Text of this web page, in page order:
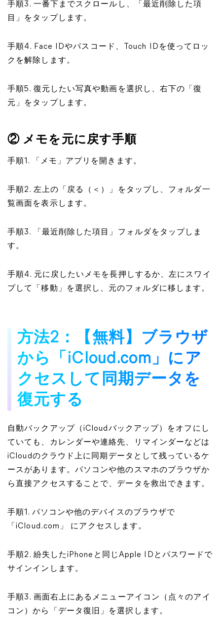
手順3. 一番下までスクロールし、「最近削除した項
目」をタップします。
手順4. Face IDやパスコード、Touch IDを使ってロッ
クを解除します。
手順5. 復元したい写真や動画を選択し、右下の「復
元」をタップします。
② メモを元に戻す手順
手順1. 「メモ」アプリを開きます。
手順2. 左上の「戻る（＜）」をタップし、フォルダ一
覧画面を表示します。
手順3. 「最近削除した項目」フォルダをタップしま
す。
手順4. 元に戻したいメモを長押しするか、左にスワイ
プして「移動」を選択し、元のフォルダに移します。
方法2：【無料】ブラウザ
から「iCloud.com」にア
クセスして同期データを
復元する
自動バックアップ（iCloudバックアップ）をオフにし
ていても、カレンダーや連絡先、リマインダーなどは
iCloudのクラウド上に同期データとして残っているケ
ース があります。パソコンや他のスマホのブラウザか
ら直接アクセスすることで、データを救出できます。
手順1. パソコンや他のデバイスのブラウザで
「iCloud.com」 にアクセスします。
手順2. 紛失したiPhoneと同じApple IDとパスワードで
サインインします。
手順3. 画面右上にあるメニューアイコン（点々のアイ
コン）から「データ復旧」を選択します。